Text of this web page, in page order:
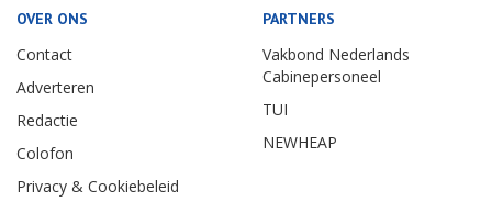
OVER ONS
Contact
Adverteren
Redactie
Colofon
Privacy & Cookiebeleid
PARTNERS
Vakbond Nederlands
Cabinepersoneel
TUI
NEWHEAP